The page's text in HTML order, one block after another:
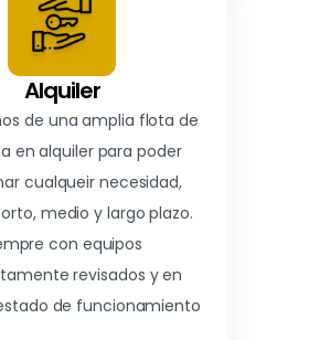
Alquiler
de una amplia flota de
en alquiler para poder
cualqueir necesidad,
medio y largo plazo.
con equipos
revisados y en
de funcionamiento